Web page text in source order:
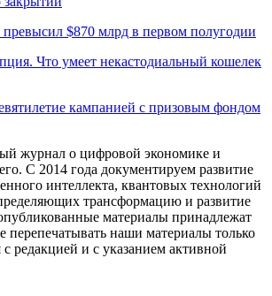
$870 млрд в первом полугодии
Что умеет некастодиальный кошелек
кампанией с призовым фондом
журнал о цифровой экономике и
С 2014 года документируем развитие
интеллекта, квантовых технологий
трансформацию и развитие
материалы принадлежат
наши материалы только
с редакцией и с указанием активной